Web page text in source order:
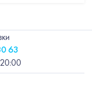
63